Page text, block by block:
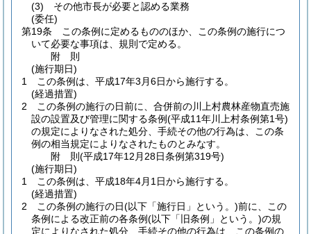
(3)
その他市長が必要と認める業務
(委任)
第19条
この条例に定めるもののほか、この条例の施行につ
いて必要な事項は、規則で定める。
附 則
(施行期日)
1
この条例は、平成17年3月6日から施行する。
(経過措置)
2
この条例の施行の日前に、合併前の川上村農林産物直売施
設の設置及び管理に関する条例(平成11年川上村条例第1号)
の規定によりなされた処分、手続その他の行為は、この条
例の相当規定によりなされたものとみなす。
附 則(平成17年12月28日条例第319号)
(施行期日)
1
この条例は、平成18年4月1日から施行する。
(経過措置)
2
この条例の施行の日(以下「施行日」という。)前に、この
条例による改正前の各条例(以下「旧条例」という。)の規
定によりなされた処分、手続その他の行為は、この条例の